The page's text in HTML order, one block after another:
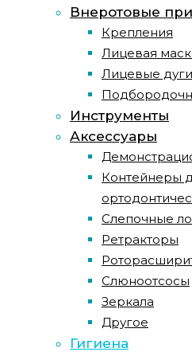
Внеротовые
Крепления
Лицевая
Лицевые дуги
Инструменты
Аксессуары
Контейнеры
Слепочные
Ретракторы
Слюноотсосы
Зеркала
Другое
Гигиена